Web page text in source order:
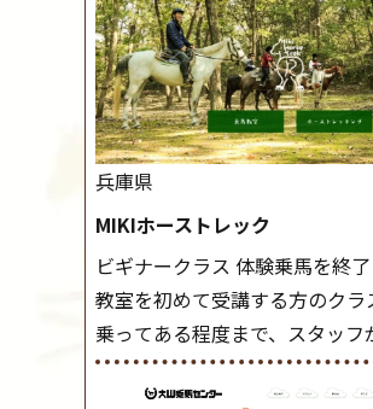
兵庫県
MIKIホーストレック
ビギナークラス 体験乗馬を終
教室を初めて受講する方のクラ
乗ってある程度まで、スタッフ
ンで指導します。 また、馬に
く、馬の手入れや馬装（鞍など